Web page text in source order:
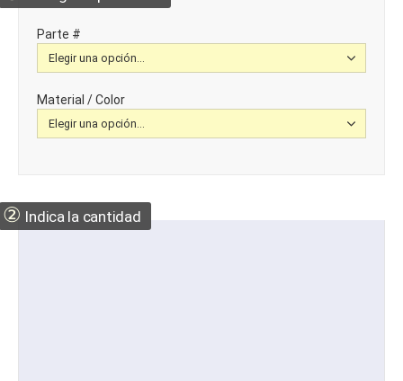
Parte #
Material / Color
② Indica la cantidad